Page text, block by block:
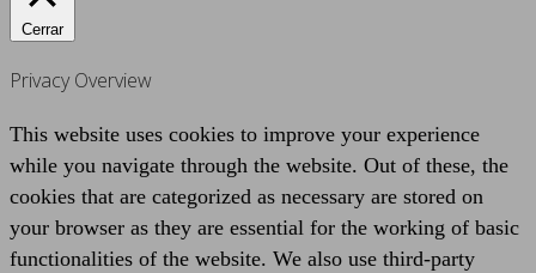
Cerrar
Privacy Overview
This website uses cookies to improve your experience
while you navigate through the website. Out of these, the
cookies that are categorized as necessary are stored on
your browser as they are essential for the working of basic
functionalities of the website. We also use third-party